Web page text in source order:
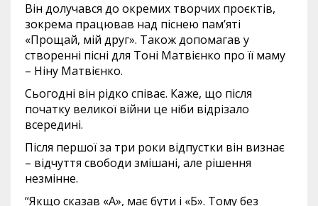
Він долучався до окремих творчих проєктів,
зокрема працював над піснею пам’яті
«Прощай, мій друг». Також допомагав у
створенні пісні для Тоні Матвієнко про її маму
– Ніну Матвієнко.
Сьогодні він рідко співає. Каже, що після
початку великої війни це ніби відрізало
всередині.
Після першої за три роки відпустки він визнає
– відчуття свободи змішані, але рішення
незмінне.
“Якщо сказав «А», має бути і «Б». Тому без